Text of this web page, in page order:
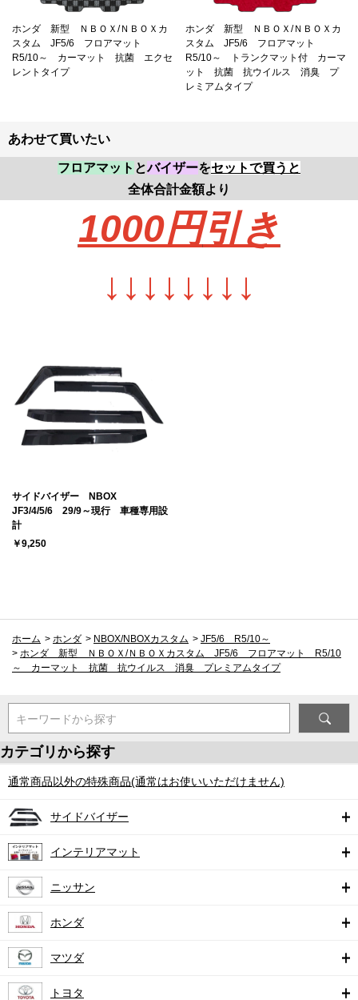
ホンダ 新型 ＮＢＯＸ/ＮＢＯＸカ
スタム JF5/6 フロアマット
R5/10～ カーマット 抗菌 エクセ
レントタイプ
ホンダ 新型 ＮＢＯＸ/ＮＢＯＸカ
スタム JF5/6 フロアマット
R5/10～ トランクマット付 カーマ
ット 抗菌 抗ウイルス 消臭 プ
レミアムタイプ
あわせて買いたい
フロアマット とバイザーをセットで買うと
全体合計金額より
1000円引き
↓ ↓ ↓ ↓ ↓ ↓ ↓ ↓
サイドバイザー NBOX
JF3/4/5/6 29/9～現行 車種専用設
計
￥9,250
ホーム > ホンダ > NBOX/NBOXカスタム > JF5/6 R5/10～
> ホンダ 新型 ＮＢＯＸ/ＮＢＯＸカスタム JF5/6 フロアマット R5/10
～ カーマット 抗菌 抗ウイルス 消臭 プレミアムタイプ
キーワードから探す
カテゴリから探す
通常商品以外の特殊商品(通常はお使いいただけません)
サイドバイザー
インテリアマット
ニッサン
ホンダ
マツダ
トヨタ